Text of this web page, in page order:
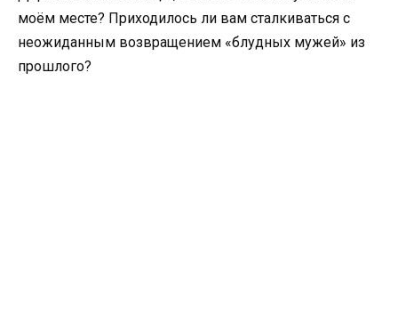
моём месте? Приходилось ли вам сталкиваться с
неожиданным возвращением «блудных мужей» из
прошлого?